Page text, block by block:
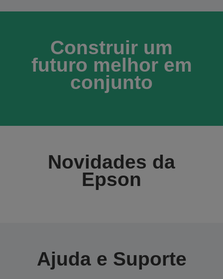
Construir um
futuro melhor em
conjunto
Novidades da
Epson
Ajuda e Suporte